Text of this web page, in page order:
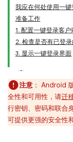
我应在何处使用一键
准备工作
1. 配置一键登录客户
2. 检查是否有已登
3. 显示一键登录界面
注意 ： Android
全性和可用性，请迁
行密钥、密码和联合
可提供更强的安全性